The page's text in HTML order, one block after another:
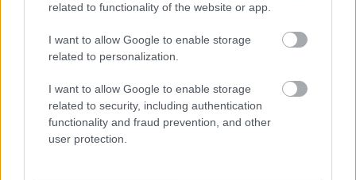
related to functionality of the website or app.
I want to allow Google to enable storage
related to personalization.
I want to allow Google to enable storage
related to security, including authentication
functionality and fraud prevention, and other
user protection.
14:00 Αραιή Συννεφιά
32°
Αίσθηση30° Άνεμος 4 bf
Δες όλες τις 24 ώρες